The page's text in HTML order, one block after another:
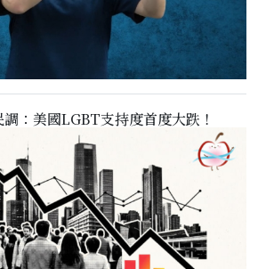
：美國LGBT支持度首度大跌！